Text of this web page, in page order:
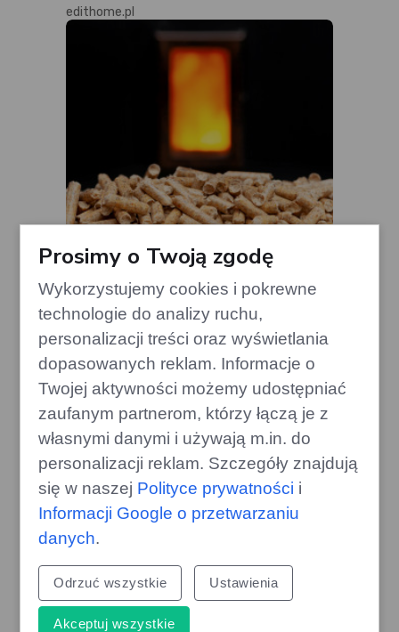
edithome.pl
Chwile grozy: Dymiący piec na
pellet bez sygnalizacji błędów
edithome.pl
Prosimy o Twoją zgodę
Wykorzystujemy cookies i pokrewne
technologie do analizy ruchu,
personalizacji treści oraz wyświetlania
dopasowanych reklam. Informacje o
Twojej aktywności możemy udostępniać
zaufanym partnerom, którzy łączą je z
własnymi danymi i używają m.in. do
personalizacji reklam. Szczegóły znajdują
się w naszej Polityce prywatności i
Informacji Google o przetwarzaniu
danych.
Odrzuć wszystkie Ustawienia
Akceptuj wszystkie